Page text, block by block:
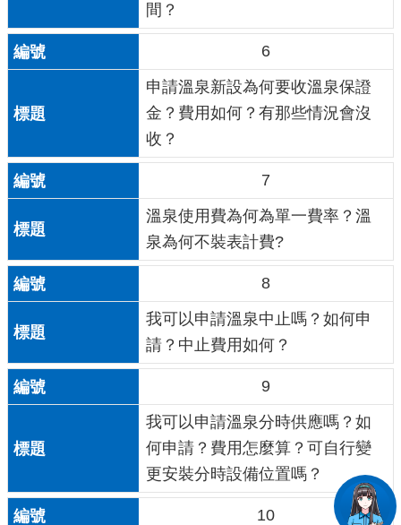
間？
6
申請溫泉新設為何要收溫泉保證
金？費用如何？有那些情況會沒
收？
7
溫泉使用費為何為單一費率？溫
泉為何不裝表計費?
8
我可以申請溫泉中止嗎？如何申
請？中止費用如何？
9
我可以申請溫泉分時供應嗎？如
何申請？費用怎麼算？可自行變
更安裝分時設備位置嗎？
10